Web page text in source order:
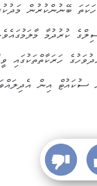
ބޭނުންކުރުން
ކުރުދުމާ މާލަމުގައެވެ.
އިން